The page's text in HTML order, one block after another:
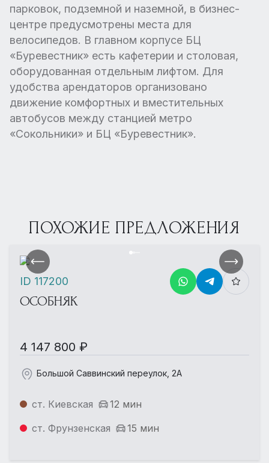
парковок, подземной и наземной, в бизнес-
центре предусмотрены места для
велосипедов. В главном корпусе БЦ
«Буревестник» есть кафетерии и столовая,
оборудованная отдельным лифтом. Для
удобства арендаторов организовано
движение комфортных и вместительных
автобусов между станцией метро
«Сокольники» и БЦ «Буревестник».
ПОХОЖИЕ ПРЕДЛОЖЕНИЯ
ОСОБНЯК
4 147 800 ₽
Большой Саввинский переулок, 2А
ст. Киевская
12 мин
ст. Фрунзенская
15 мин
ID 117200